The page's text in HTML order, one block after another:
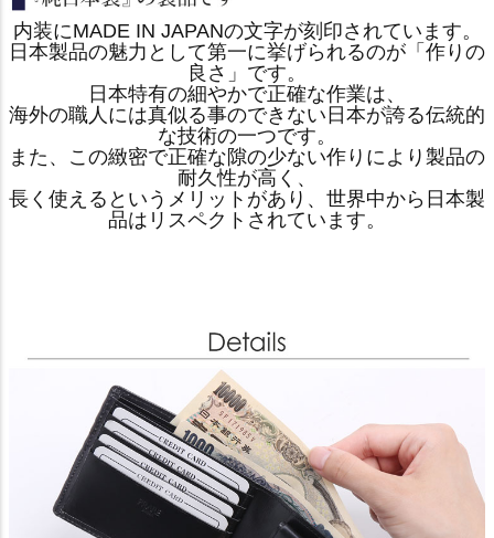
内装にMADE IN JAPANの文字が刻印されています。
日本製品の魅力として第一に挙げられるのが「作りの
良さ」です。
日本特有の細やかで正確な作業は、
海外の職人には真似る事のできない日本が誇る伝統的
な技術の一つです。
また、この緻密で正確な隙の少ない作りにより製品の
耐久性が高く、
長く使えるというメリットがあり、世界中から日本製
品はリスペクトされています。